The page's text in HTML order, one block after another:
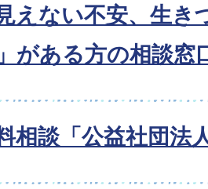
えない不安、生
がある方の相談窓
相談「公益社団法